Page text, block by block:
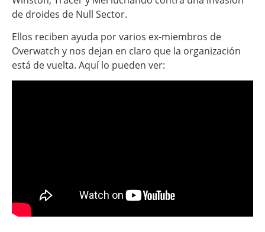
de droides de Null Sector.
Ellos reciben ayuda por varios ex-miembros de
Overwatch y nos dejan en claro que la organización
está de vuelta. Aquí lo pueden ver: